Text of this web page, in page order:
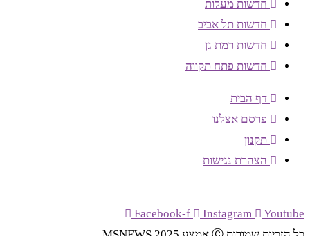
חדשות מעלות
חדשות תל אביב
חדשות רמת גן
חדשות פתח תקווה
דף הבית
פרסם אצלנו
תקנון
הצהרת נגישות
Facebook-f Instagram
Youtube